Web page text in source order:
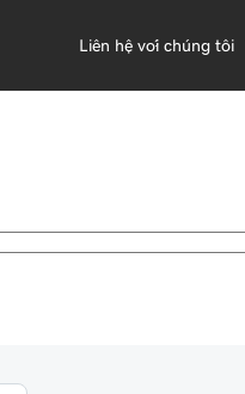
Liên hệ với chúng tôi